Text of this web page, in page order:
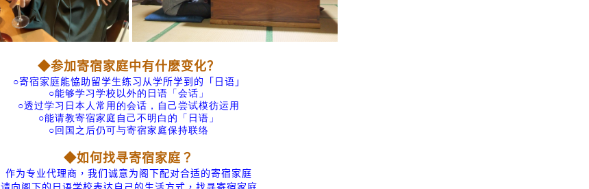
◆参加寄宿家庭中有什麽变化？
○寄宿家庭能恊助留学生练习从学所学到的「日语」
○能够学习学校以外的日语「会话」
○透过学习日本人常用的会话，自己尝试模彷运用
○能请教寄宿家庭自己不明白的「日语」
○回国之后仍可与寄宿家庭保持联络
◆如何找寻寄宿家庭？
作为专业代理商，我们诚意为阁下配对合适的寄宿家庭